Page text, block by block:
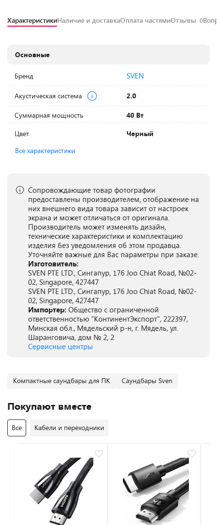
ХарактеристикиНаличие и доставкаОплата частямиОтзывы 0
Основные
Бренд SVEN
Акустическая система 2.0
Суммарная мощность
40 Вт
Цвет
Черный
Все характеристики
Сопровождающие товар фотографии
предоставлены производителем, отображение на
них внешнего вида товара зависит от настроек
экрана и может отличаться от оригинала.
Производитель может изменять дизайн,
технические характеристики и комплектацию
изделия без уведомления об этом продавца.
Уточняйте важные для Вас параметры при заказе.
Изготовитель:
SVEN PTE LTD., Сингапур, 176 Joo Chiat Road, №02-
02, Singapore, 427447
SVEN PTE LTD., Сингапур, 176 Joo Chiat Road, №02-
02, Singapore, 427447
Импортер: Общество с ограниченной
ответственностью "КонтинентЭкспорт", 222397,
Минская обл., Мядельский р-н, г. Мядель, ул.
Шаранговича, дом № 2, 2
Сервисные центры
Компактные саундбары для ПК Саундбары Sven
Покупают вместе
Все Кабели и переходники